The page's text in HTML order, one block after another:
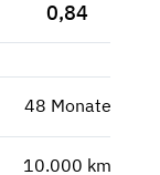
0,84
48 Monate
10.000 km